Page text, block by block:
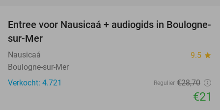
27%
Entree voor Nausicaá + audiogids in Boulogne-
sur-Mer
Nausicaá 9.5 star
Boulogne-sur-Mer
Verkocht: 4.721
Regulier €28,70
€21